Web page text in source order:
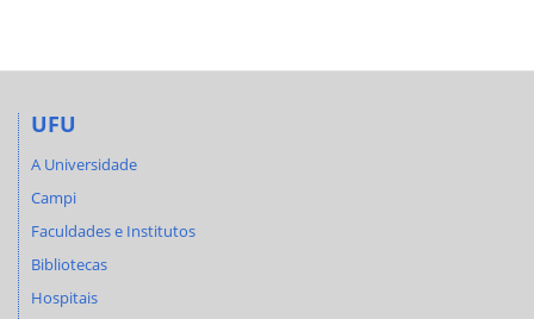
UFU
A Universidade
Campi
Faculdades e Institutos
Bibliotecas
Hospitais